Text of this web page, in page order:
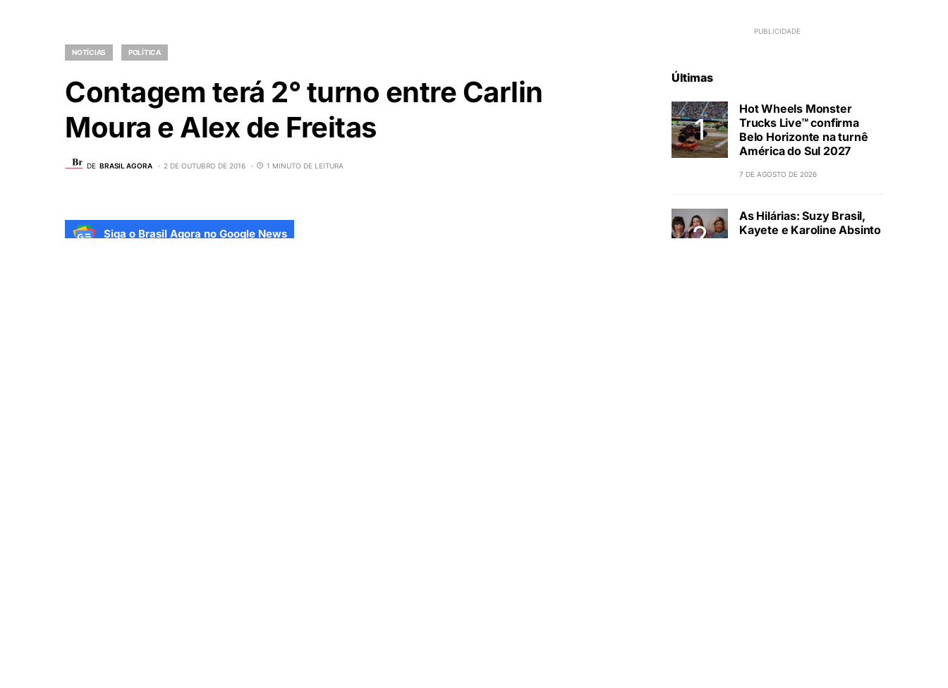
NOTÍCIAS POLÍTICA
Contagem terá 2° turno entre Carlin
Moura e Alex de Freitas
DE BRASIL AGORA 2 DE OUTUBRO DE 2016 1 MINUTO DE LEITURA
Siga o Brasil Agora no Google News
Últimas
Hot Wheels Monster
Trucks Live™ confirma
Belo Horizonte na turnê
América do Sul 2027
7 DE AGOSTO DE 2026
As Hilárias: Suzy Brasil,
Kayete e Karoline Absinto